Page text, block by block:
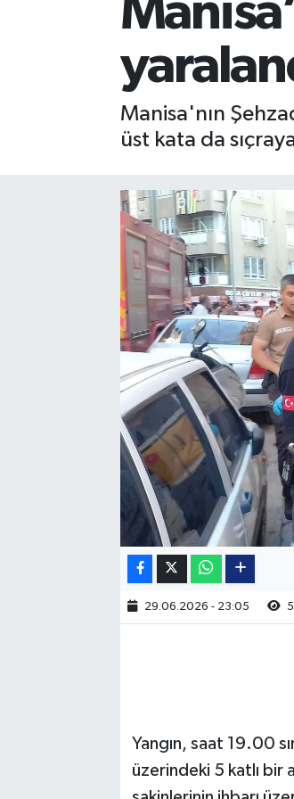
Manisa'nın
üst kata da
29.06.2026 - 23:05 5
Yangın, saat 19.00
üzerindeki 5 katlı bir